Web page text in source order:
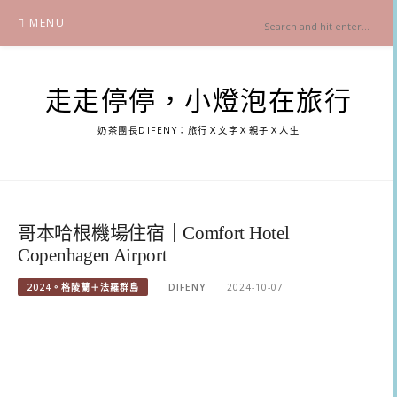
content
MENU
走走停停，小燈泡在旅行
奶茶團長DIFENY：旅行Ｘ文字Ｘ親子Ｘ人生
哥本哈根機場住宿｜Comfort Hotel
Copenhagen Airport
2024。格陵蘭＋法羅群島 DIFENY 2024-10-07